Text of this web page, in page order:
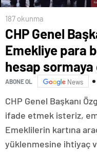
187 okunma
CHP Genel
Emekliye para
hesap
ABONE OL News
CHP Genel Başkanı
ifade etmek isteriz,
Emeklilerin kartına
yüklenmesine ihtiyaç